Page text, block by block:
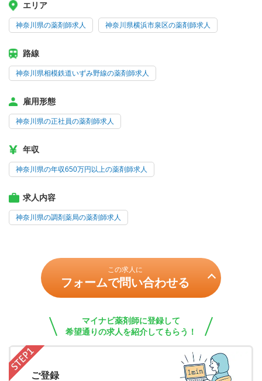
エリア
神奈川県の薬剤師求人 神奈川県横浜市泉区の薬剤師求人
路線
神奈川県相模鉄道いずみ野線の薬剤師求人
雇用形態
神奈川県の正社員の薬剤師求人
年収
神奈川県の年収650万円以上の薬剤師求人
求人内容
神奈川県の調剤薬局の薬剤師求人
この求人に
フォームで問い合わせる
マイナビ薬剤師に登録して
希望通りの求人を紹介してもらう！
ご登録